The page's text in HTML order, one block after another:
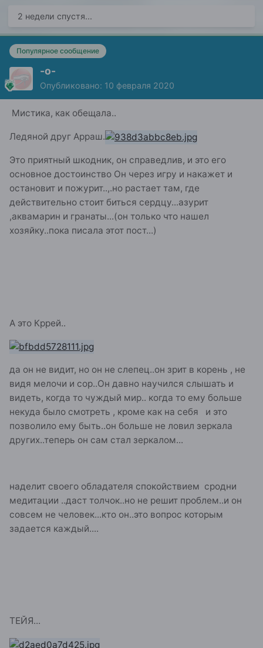
2 недели спустя...
Популярное сообщение
-о-
Опубликовано: 10 февраля 2020
Мистика, как обещала..
Ледяной друг Арраш.
Это приятный шкодник, он справедлив, и это его
основное достоинство Он через игру и накажет и
остановит и пожурит..,.но растает там, где
действительно стоит биться сердцу...азурит
,аквамарин и гранаты...(он только что нашел
хозяйку..пока писала этот пост...)
А это Кррей..
да он не видит, но он не слепец..он зрит в корень , не
видя мелочи и сор..Он давно научился слышать и
видеть, когда то чуждый мир.. когда то ему больше
некуда было смотреть , кроме как на себя и это
позволило ему быть..он больше не ловил зеркала
других..теперь он сам стал зеркалом...
наделит своего обладателя спокойствием сродни
медитации ..даст толчок..но не решит проблем..и он
совсем не человек...кто он..это вопрос которым
задается каждый....
ТЕЙЯ...